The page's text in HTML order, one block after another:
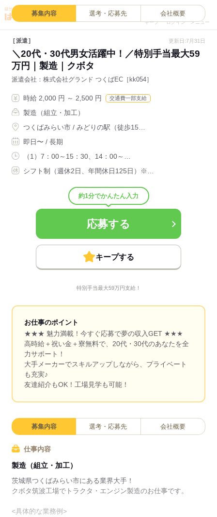
キープ ログイン メニュー
募集内容 選考・応募先 会社概要
派遣 更新日:7月31日
＼20代・30代男女活躍中！／特別手当最大59
万円｜製造｜クボタ
派遣会社 株式会社グランド つくばEC［kk054］
時給 2,000 円 ～ 2,500 円 交通費一部支給
製造（組立・加工）
つくばみらい市 / みどりの駅（徒歩15…
即日〜 / 長期
（1）7：00～15：30、14：00～…
シフト制（週休2日、年間休日125日）※…
約1分でかんたん入力
応募する
キープする
特別手当最大59万円支給！
お仕事のポイント
★★★ 魅力満載！今すぐ応募で夢の収入GET ★★★
高時給＋祝い金＋寮無料で、20代・30代のあなたを全
力サポート！
大手メーカーでスキルアップしながら、プライベート
も充実♪
友達紹介もOK！工場見学も可能！
募集内容 選考・応募先 会社概要
仕事内容
製造（組立・加工）
茨城県つくばみらい市にある業界大手！
クボタ筑波工場でトラクタ・エンジン製造のお仕事です。
<具体的な業務例>